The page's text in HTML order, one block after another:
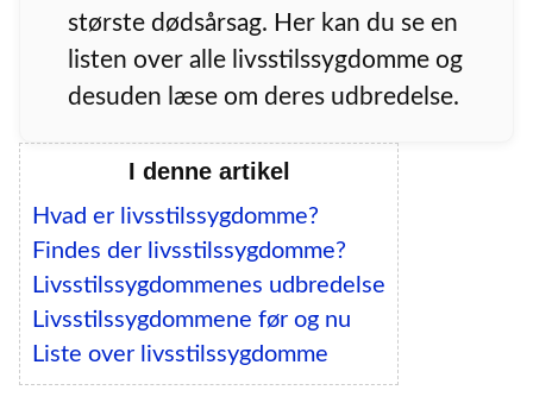
største dødsårsag. Her kan du se en
listen over alle livsstilssygdomme og
desuden læse om deres udbredelse.
I denne artikel
Hvad er livsstilssygdomme?
Findes der livsstilssygdomme?
Livsstilssygdommenes udbredelse
Livsstilssygdommene før og nu
Liste over livsstilssygdomme